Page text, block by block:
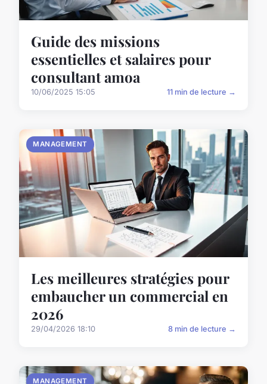
Guide des missions
essentielles et salaires pour
consultant amoa
10/06/2025 15:05 11 min de lecture →
MANAGEMENT
Les meilleures stratégies pour
embaucher un commercial en
2026
29/04/2026 18:10 8 min de lecture →
MANAGEMENT